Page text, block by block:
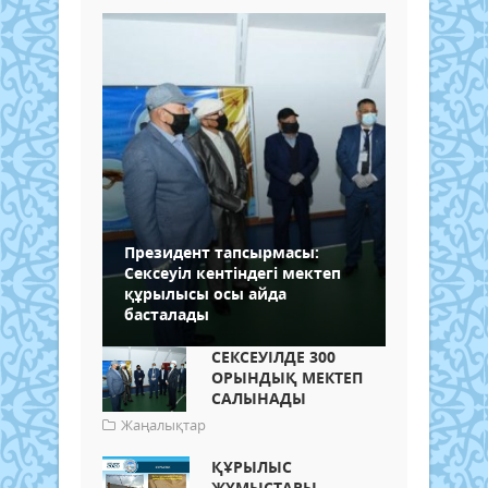
Президент тапсырмасы:
Сексеуіл кентіндегі мектеп
құрылысы осы айда
басталады
СЕКСЕУІЛДЕ 300
ОРЫНДЫҚ МЕКТЕП
САЛЫНАДЫ
Жаңалықтар
ҚҰРЫЛЫС